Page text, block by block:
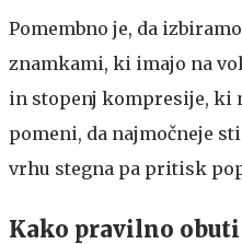
Pomembno je, da
znamkami, ki imajo na
in stopenj kompresije, ki
pomeni, da najmočneje
vrhu stegna pa pritisk
Kako pravilno